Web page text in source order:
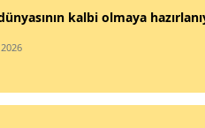
kalbi olmaya